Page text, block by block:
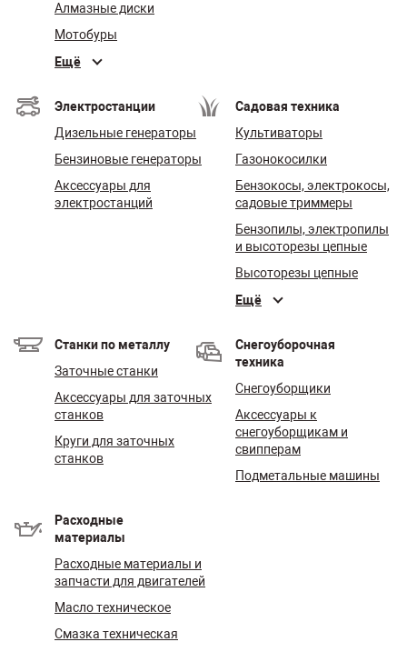
Алмазные диски
Мотобуры
Ещё
Электростанции
Дизельные генераторы
Бензиновые генераторы
Аксессуары для
электростанций
Садовая техника
Культиваторы
Газонокосилки
Бензокосы, электрокосы,
садовые триммеры
Бензопилы, электропилы
и высоторезы цепные
Высоторезы цепные
Ещё
Станки по металлу
Заточные станки
Аксессуары для заточных
станков
Круги для заточных
станков
Снегоуборочная
техника
Снегоуборщики
Аксессуары к
снегоуборщикам и
свипперам
Подметальные машины
Расходные
материалы
Расходные материалы и
запчасти для двигателей
Масло техническое
Смазка техническая